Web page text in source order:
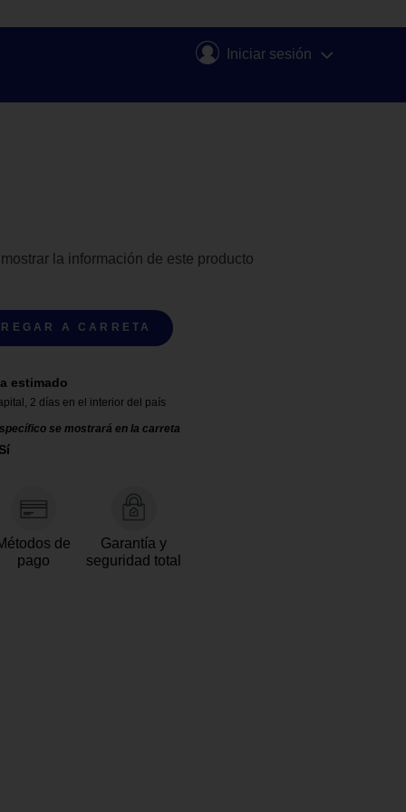
Iniciar sesión
la información de este producto
A CARRETA
estimado
, 2 días en el interior del país
se mostrará en la carreta
de
pago
Garantía y
seguridad total